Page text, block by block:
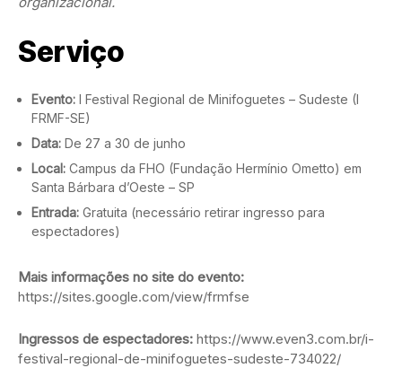
Serviço
Evento: I Festival Regional de Minifoguetes – Sudeste (I
FRMF-SE)
Data: De 27 a 30 de junho
Local: Campus da FHO (Fundação Hermínio Ometto) em
Santa Bárbara d’Oeste – SP
Entrada: Gratuita (necessário retirar ingresso para
espectadores)
Mais informações no site do evento:
https://sites.google.com/view/frmfse
Ingressos de espectadores: https://www.even3.com.br/i-
festival-regional-de-minifoguetes-sudeste-734022/